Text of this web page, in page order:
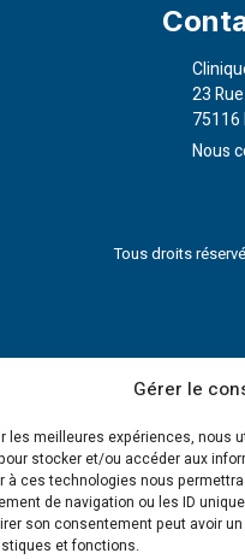
Gérer le
les meilleures expériences, nous
stocker et/ou accéder aux
à ces technologies nous
de navigation ou les ID
son consentement peut avoir
et fonctions.
23
75116
Nous
Tous droits